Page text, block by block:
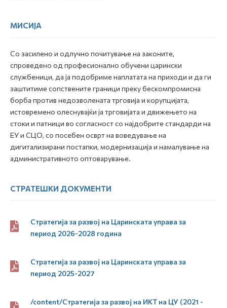
МИСИЈА
Со засилено и одлучно почитување на законите,
спроведено од професионално обучени царински
службеници, да ја подобриме наплатата на приходи и да ги
заштитиме сопствените граници преку бескомпромисна
борба против недозволената трговија и корупцијата,
истовремено олеснувајќи ја трговијата и движењето на
стоки и патници во согласност со најдобрите стандарди на
ЕУ и СЦО, со посебен осврт на воведување на
дигитализирани постапки, модернизација и намалување на
административното оптоварување.
СТРАТЕШКИ ДОКУМЕНТИ
Стратегија за развој на Царинската управа за
период 2026-2028 година
Стратегија за развој на Царинската управа за
период 2025-2027
/content/Стратегија за развој на ИКТ на ЦУ (2021 -